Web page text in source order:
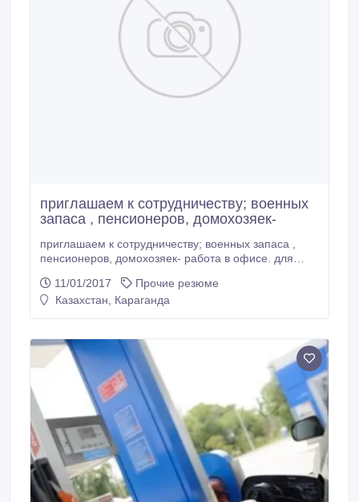
приглашаем к сотрудничеству; военных
запаса , пенсионеров, домохозяек-
приглашаем к сотрудничеству; военных запаса ,
пенсионеров, домохозяек- работа в офисе. для
запаса можем предложить работу офисного
характера, административно-управленческой
11/01/2017
Прочие резюме
Казахстан, Караганда